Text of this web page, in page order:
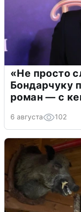
«Не просто
Бондарчуку
роман — с
6 августа 102